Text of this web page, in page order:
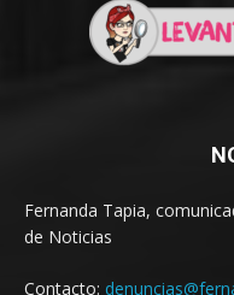
Fernanda Tapia,
de Noticias
Contacto: